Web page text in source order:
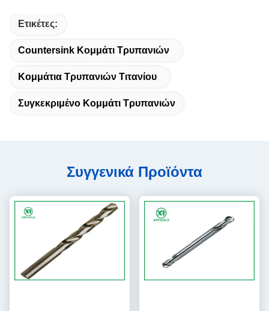
Ετικέτες:
Countersink Κομμάτι Τρυπανιών
Κομμάτια Τρυπανιών Τιτανίου
Συγκεκριμένο Κομμάτι Τρυπανιών
Συγγενικά Προϊόντα